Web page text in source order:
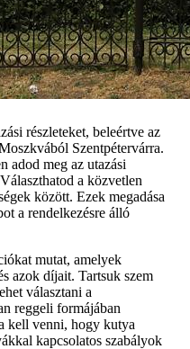
részleteket, beleértve az
Szentpétervárra.
adod meg az utazási
a közvetlen
között. Ezek megadása
a rendelkezésre álló
mutat, amelyek
azok díjait. Tartsuk szem
választani a
reggeli formájában
kell venni, hogy kutya
kapcsolatos szabályok